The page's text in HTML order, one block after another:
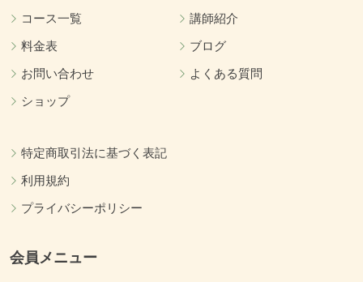
コース一覧
講師紹介
料金表
ブログ
お問い合わせ
よくある質問
ショップ
特定商取引法に基づく表記
利用規約
プライバシーポリシー
会員メニュー